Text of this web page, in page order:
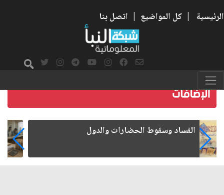
الرئيسية | كل المواضيع | اتصل بنا
رواتب الموظفين على صفيح ساخن